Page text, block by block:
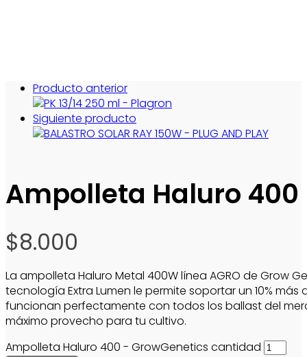
Producto anterior
Siguiente producto
Ampolleta Haluro 400
$8.000
La ampolleta Haluro Metal 400W línea AGRO de Grow
tecnología Extra Lumen le permite soportar un 10%
funcionan perfectamente con todos los ballast del
máximo provecho para tu cultivo.
Ampolleta Haluro 400 - GrowGenetics cantidad